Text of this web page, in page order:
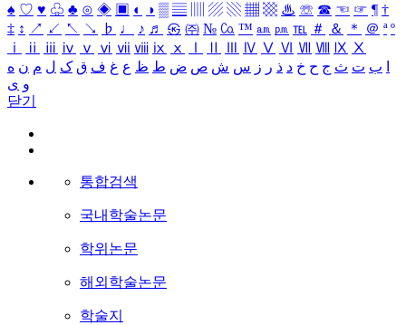
♠ ♡ ♥ ♧ ♣ ⊙ ◈ ▣ ◐ ◑ ▒ ▤ ▨ ▧ ▦ ▩ ♨ ☏ ☎ ☜ ☞ ¶ †
‡ ↕ ↗ ↙ ↖ ↘ ♭ ♩ ♪ ♬ ㉿ ㈜ № ㏇ ™ ㏂ ㏘ ℡ ＃ ＆ ＊ ＠ ª º
ⅰ
ⅱ ⅲ ⅳ ⅴ ⅵ ⅶ ⅷ ⅸ ⅹ Ⅳ Ⅴ Ⅵ Ⅶ Ⅷ Ⅸ Ⅹ
ب ت ث ج ح خ د ذ ر ز س ش ص ض ط ظ ع غ ف ق ک ل م ن ه
و ی
닫기
통합검색
국내학술논문
학위논문
해외학술논문
학술지